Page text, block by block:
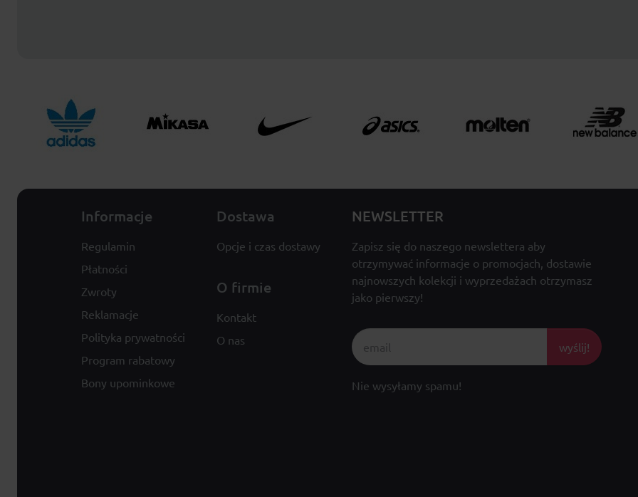
Informacje
Regulamin
Płatności
Zwroty
Reklamacje
Polityka prywatności
Program rabatowy
Bony upominkowe
Dostawa
Opcje i czas dostawy
O firmie
Kontakt
O nas
NEWSLETTER
Zapisz się do naszego newslettera aby
otrzymywać informacje o promocjach, dostawie
najnowszych kolekcji i wyprzedażach otrzymasz
jako pierwszy!
wyślij!
Nie wysyłamy spamu!